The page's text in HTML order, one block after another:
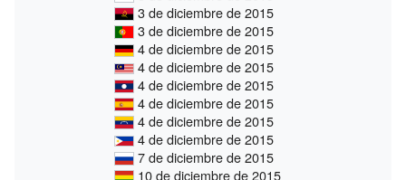
3 de diciembre de 2015
3 de diciembre de 2015
4 de diciembre de 2015
4 de diciembre de 2015
4 de diciembre de 2015
4 de diciembre de 2015
4 de diciembre de 2015
4 de diciembre de 2015
7 de diciembre de 2015
10 de diciembre de 2015